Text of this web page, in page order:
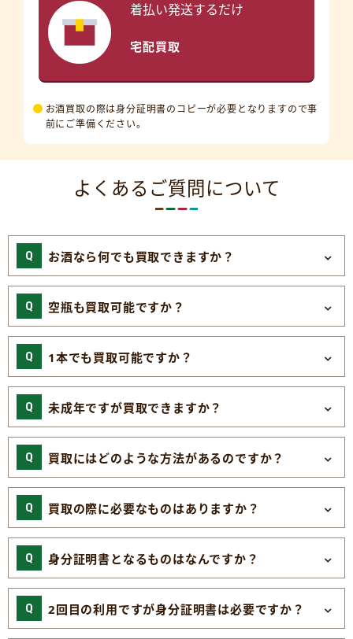
着払い発送するだけ
宅配買取
お酒買取の際は身分証明書のコピーが必要となりますので事
前にご準備ください。
よくあるご質問について
お酒なら何でも買取できますか？
空瓶も買取可能ですか？
1本でも買取可能ですか？
未成年ですが買取できますか？
買取にはどのような方法があるのですか？
買取の際に必要なものはありますか？
身分証明書となるものはなんですか？
2回目の利用ですが身分証明書は必要ですか？